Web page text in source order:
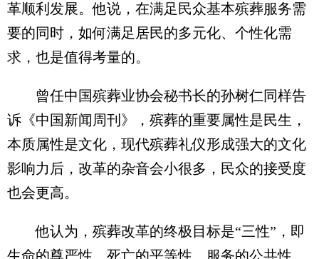
革顺利发展。他说，在满足民众基本殡葬服务需
要的同时，如何满足居民的多元化、个性化需
求，也是值得考量的。
曾任中国殡葬业协会秘书长的孙树仁同样告
诉《中国新闻周刊》，殡葬的重要属性是民生，
本质属性是文化，现代殡葬礼仪形成强大的文化
影响力后，改革的杂音会小很多，民众的接受度
也会更高。
他认为，殡葬改革的终极目标是“三性”，即
生命的尊严性、死亡的平等性、服务的公共性。